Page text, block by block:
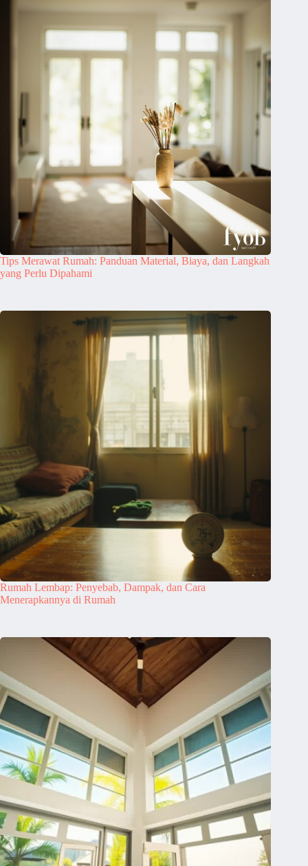
Tips Merawat Rumah: Panduan Material, Biaya, dan Langkah
yang Perlu Dipahami
Rumah Lembap: Penyebab, Dampak, dan Cara
Menerapkannya di Rumah